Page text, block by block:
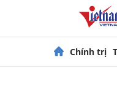
Chính trị